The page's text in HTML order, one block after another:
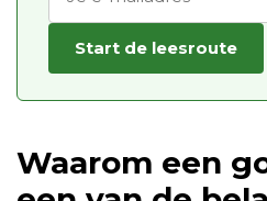
Start de leesroute
Waarom een